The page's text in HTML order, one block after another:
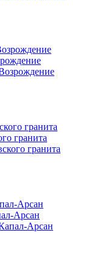
гранита
гранита
гранита
Арсан
Арсан
Арсан